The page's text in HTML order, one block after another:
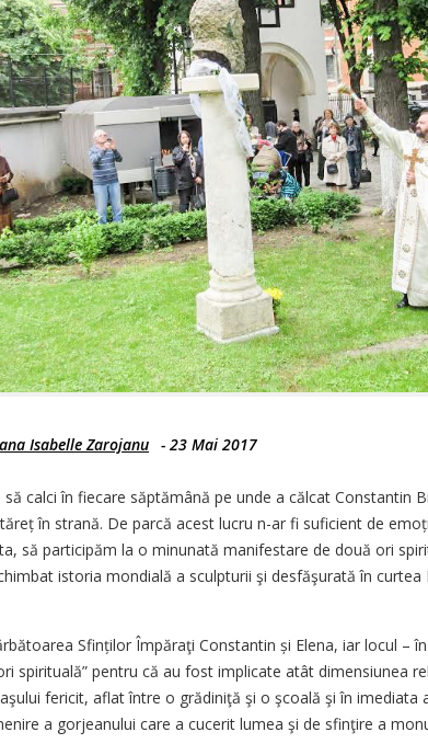
Isabelle Zarojanu - 23 Mai 2017
calci în fiecare săptămână pe unde a călcat Constantin
în strană. De parcă acest lucru n-ar fi suficient de
să participăm la o minunată manifestare de două ori
istoria mondială a sculpturii şi desfăşurată în curtea
Sfinților Împăraţi Constantin și Elena, iar locul –
spirituală” pentru că au fost implicate atât dimensiunea
fericit, aflat între o grădiniţă şi o şcoală şi în imediata
a gorjeanului care a cucerit lumea şi de sfinţire a